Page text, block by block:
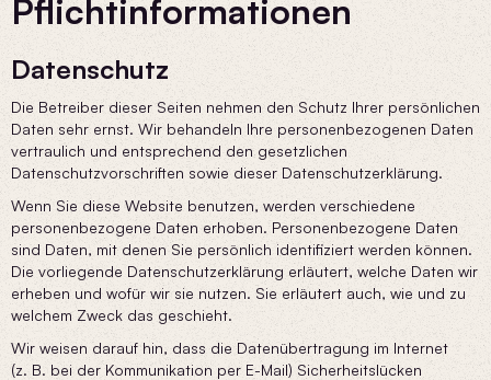
Pflicht­informationen
Datenschutz
Die Betreiber dieser Seiten nehmen den Schutz Ihrer persönlichen
Daten sehr ernst. Wir behandeln Ihre personenbezogenen Daten
vertraulich und entsprechend den gesetzlichen
Datenschutzvorschriften sowie dieser Datenschutzerklärung.
Wenn Sie diese Website benutzen, werden verschiedene
personenbezogene Daten erhoben. Personenbezogene Daten
sind Daten, mit denen Sie persönlich identifiziert werden können.
Die vorliegende Datenschutzerklärung erläutert, welche Daten wir
erheben und wofür wir sie nutzen. Sie erläutert auch, wie und zu
welchem Zweck das geschieht.
Wir weisen darauf hin, dass die Datenübertragung im Internet
(z. B. bei der Kommunikation per E-Mail) Sicherheitslücken